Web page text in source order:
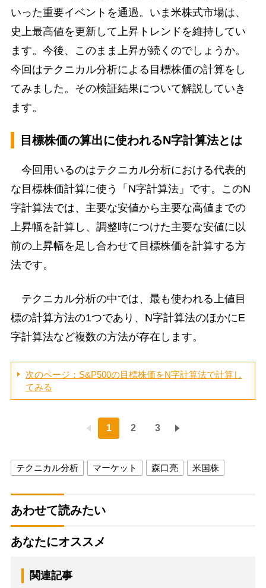
いった重要イベントを通過。いま米株式市場は、
史上最高値を更新して上昇トレンドを維持してい
ます。今後、このまま上昇が続くのでしょうか。
今回はテクニカル分析による目標株価の計算をし
てみました。その検証結果について解説していき
ます。
目標株価の算出に使われるN字計算法とは
今回用いるのはテクニカル分析における代表的
な目標株価計算に使う「N字計算法」です。このN
字計算法では、主要な安値から主要な高値までの
上昇幅を計算し、調整時につけた主要な安値に以
前の上昇幅を足し合わせて目標株価を計算する方
法です。
テクニカル分析の中では、最も使われる上値目
標の計算方法の1つであり、N字計算法のほかにE
字計算法など複数の方法が存在します。
次のページ：S&P500の目標株価をN字計算法で計算し
てみる
1 2 3
テクニカル分析 マーケット 森口亮 米国株
あわせて読みたい
あなたにオススメ
関連記事